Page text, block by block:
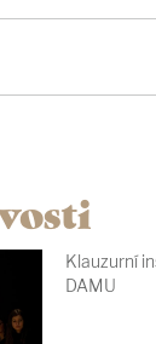
Klauzurní
DAMU